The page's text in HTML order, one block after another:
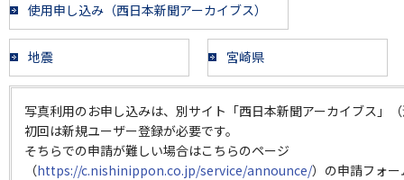
使用申し込み（西日本新聞アーカイブス）
地震 宮崎県
写真利用のお申し込みは、別サイト「西日本新聞アーカイブス」
初回は新規ユーザー登録が必要です。
そちらでの申請が難しい場合はこちらのページ
（https://c.nishinippon.co.jp/service/announce/）の申請フォ